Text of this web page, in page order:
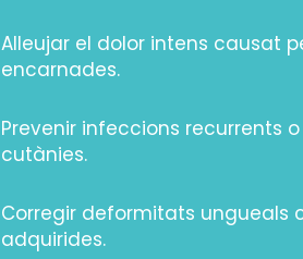
Alleujar el dolor intens causat
encarnades.
Prevenir infeccions recurrents
cutànies.
Corregir deformitats ungueals
adquirides.